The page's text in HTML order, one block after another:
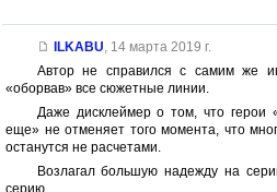
ILKABU 14 марта 2019 г.
Автор не справился с самим же
«оборвав» все сюжетные линии.
Даже дисклеймер о том, что герои
еще» не отменяет того момента, что
останутся не расчетами.
Возлагал большую надежду на
серию.